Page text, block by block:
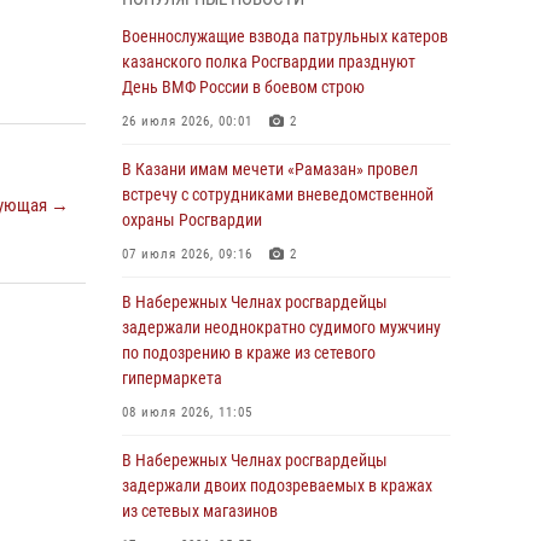
→
Военнослужащие взвода патрульных катеров
казанского полка Росгвардии празднуют
День ВМФ России в боевом строю
26 июля 2026, 00:01 2
«бронзу» в окружном этапе конкурса
профессионального мастерства
24 июля 2026, 15:05
концерт певицы Кристины Соколовской
23 июля 2026, 10:22 2
В Нижнекамске сотрудники Росгвардии
задержали подозреваемого в краже
В Казани Росгвардия приняла участие в
обеспечении безопасности крестного хода и
Военнослужащие взвода патрульных катеров
казанского полка Росгвардии празднуют
День ВМФ России в боевом строю
26 июля 2026, 00:01 2
В Казани имам мечети «Рамазан» провел
встречу с сотрудниками вневедомственной
охраны Росгвардии
07 июля 2026, 09:16 2
В Набережных Челнах росгвардейцы
задержали неоднократно судимого мужчину
по подозрению в краже из сетевого
гипермаркета
08 июля 2026, 11:05
В Набережных Челнах росгвардейцы
задержали двоих подозреваемых в кражах
из сетевых магазинов